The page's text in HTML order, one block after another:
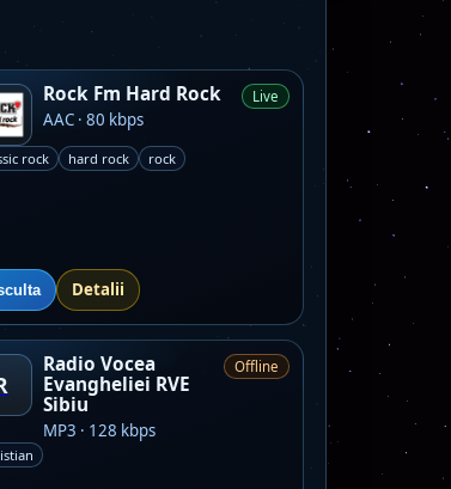
Rock Fm Hard Rock
AAC · 80 kbps
Live
rock hard rock rock
Detalii
Radio Vocea
Evangheliei RVE
Sibiu
MP3 · 128 kbps
Offline